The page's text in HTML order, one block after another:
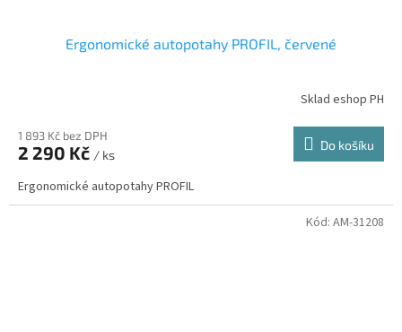
Ergonomické autopotahy PROFIL, červené
Sklad eshop PH
1 893 Kč bez DPH
2 290 Kč / ks
Do košíku
Ergonomické autopotahy PROFIL
Kód: AM-31208